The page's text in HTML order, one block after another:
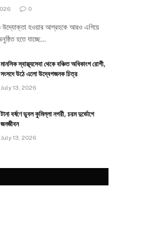
0
উদ্যোক্তা হওয়ার আগ্রহকে আরও এগিয়ে
হতে যাচ্ছে…
মানসিক স্বাস্থ্যসেবা থেকে বঞ্চিত অধিকাংশ রোগী,
সংসদে উঠে এলো উদ্বেগজনক চিত্র
July 13, 2026
টানা বর্ষণে ডুবল কুমিল্লা নগরী, চরম দুর্ভোগে
জনজীবন
July 13, 2026